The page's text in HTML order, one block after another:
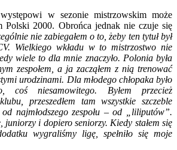
w sezonie mistrzowskim może
Polski 2000. Obrońca jednak nie czuje się
nie zabiegałem o to, żeby ten tytuł był
Wielkiego wkładu w to mistrzostwo nie
wiele to dla mnie znaczyło. Polonia była
zespołem, a ja zacząłem z nią trenować
urodzinami. Dla młodego chłopaka było
coś niesamowitego. Byłem przecież
przeszedłem tam wszystkie szczeble
od najmłodszego zespołu – od „liliputów”.
juniorzy i dopiero seniorzy. Kiedy stałem się
wygraliśmy ligę, spełniło się moje